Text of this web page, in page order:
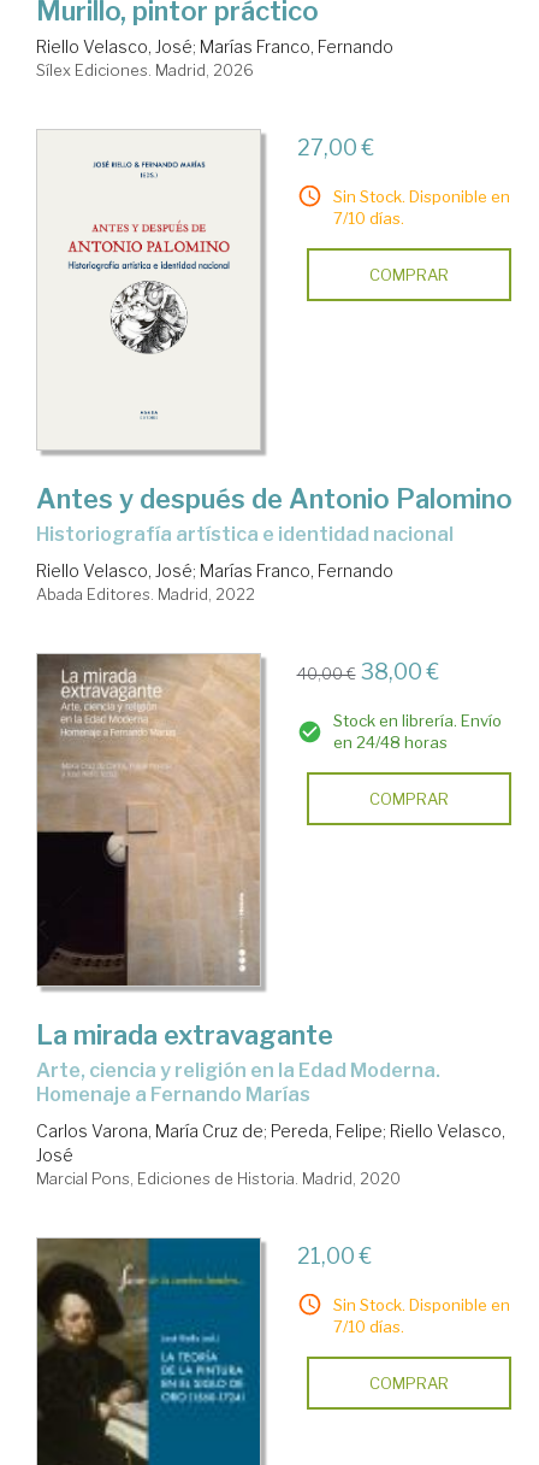
Murillo, pintor práctico
Riello Velasco, José; Marías Franco, Fernando
Sílex Ediciones. Madrid, 2026
27,00 €
Sin Stock. Disponible en
7/10 días.
COMPRAR
Antes y después de Antonio Palomino
historiografía artística e identidad nacional
Riello Velasco, José; Marías Franco, Fernando
Abada Editores. Madrid, 2022
40,00 € 38,00 €
Stock en librería. Envío
en 24/48 horas
COMPRAR
La mirada extravagante
Arte, ciencia y religión en la Edad Moderna.
Homenaje a Fernando Marías
Carlos Varona, María Cruz de; Pereda, Felipe; Riello Velasco,
José
Marcial Pons, Ediciones de Historia. Madrid, 2020
21,00 €
Sin Stock. Disponible en
7/10 días.
COMPRAR